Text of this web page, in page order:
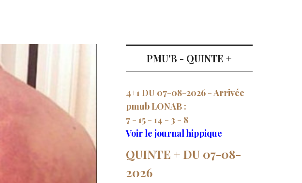
PMU'B - QUINTE +
4+1 DU 07-08-2026 - Arrivée
pmub LONAB :
7 - 15 - 14 - 3 - 8
Voir le journal hippique
QUINTE + DU 07-08-
2026